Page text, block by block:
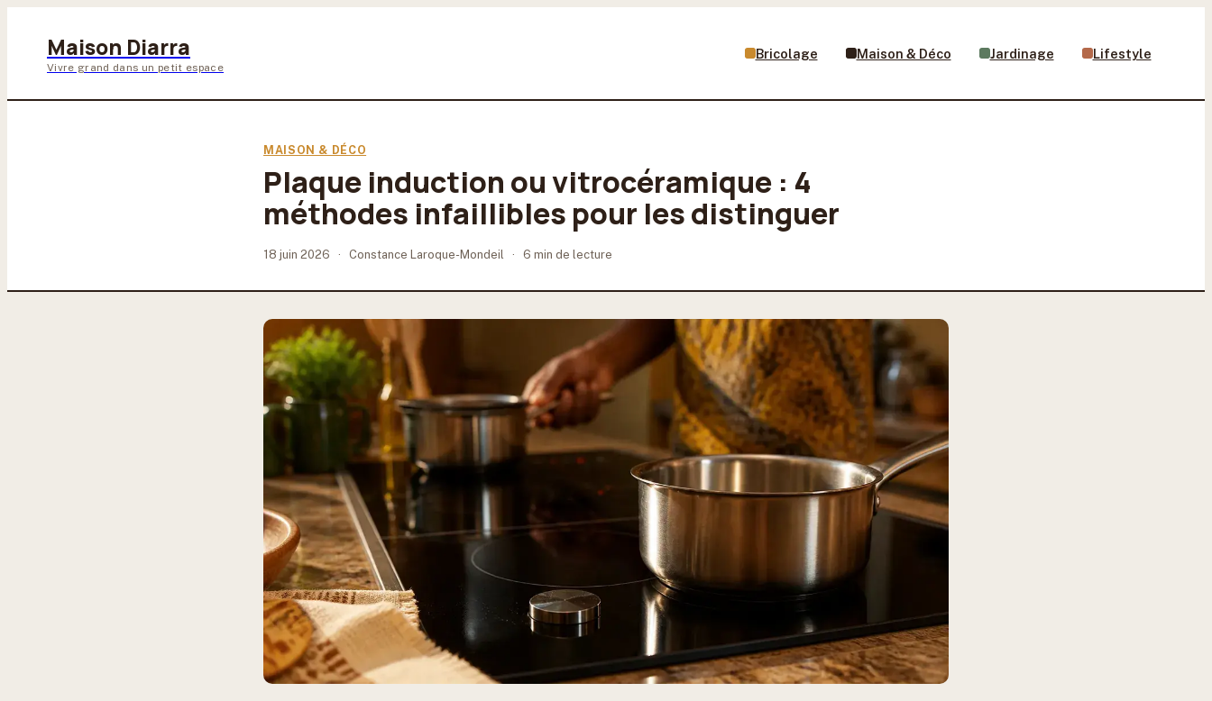
Maison Diarra
Vivre grand dans un petit espace
Bricolage Maison & Déco Jardinage Lifestyle
MAISON & DÉCO
Plaque induction ou vitrocéramique : 4
méthodes infaillibles pour les distinguer
18 juin 2026 · Constance Laroque-Mondeil · 6 min de lecture